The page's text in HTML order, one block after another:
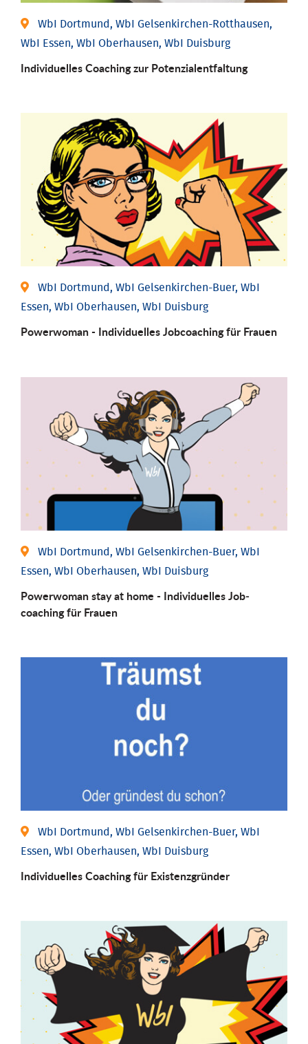
WbI Dortmund, WbI Gelsenkirchen-Rotthausen,
WbI Essen, WbI Oberhausen, WbI Duisburg
Individuelles Coaching zur Potenzialentfaltung
WbI Dortmund, WbI Gelsenkirchen-Buer, WbI
Essen, WbI Oberhausen, WbI Duisburg
Powerwoman - Individu­elles Job­coaching für Frauen
WbI Dortmund, WbI Gelsenkirchen-Buer, WbI
Essen, WbI Oberhausen, WbI Duisburg
Powerwoman stay at home - Individu­elles Job­
coaching für Frauen
WbI Dortmund, WbI Gelsenkirchen-Buer, WbI
Essen, WbI Oberhausen, WbI Duisburg
Individu­elles Coaching für Existenz­gründer